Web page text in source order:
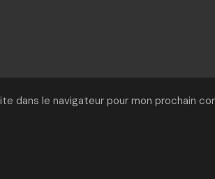
dans le navigateur pour mon prochain